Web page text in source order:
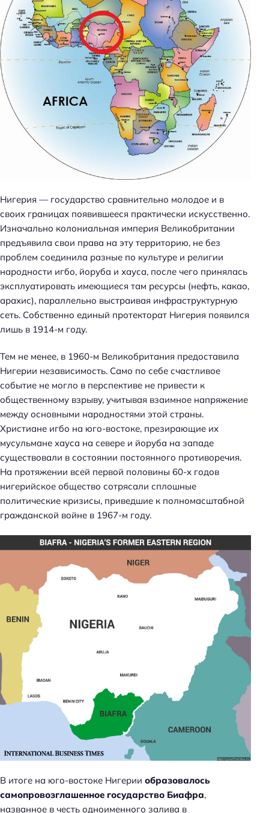
Нигерия — государство сравнительно молодое и в
своих границах появившееся практически искусственно.
Изначально колониальная империя Великобритании
предъявила свои права на эту территорию, не без
проблем соединила разные по культуре и религии
народности игбо, йоруба и хауса, после чего принялась
эксплуатировать имеющиеся там ресурсы (нефть, какао,
арахис), параллельно выстраивая инфраструктурную
сеть. Собственно единый протекторат Нигерия появился
лишь в 1914-м году.
Тем не менее, в 1960-м Великобритания предоставила
Нигерии независимость. Само по себе счастливое
событие не могло в перспективе не привести к
общественному взрыву, учитывая взаимное напряжение
между основными народностями этой страны.
Христиане игбо на юго-востоке, презирающие их
мусульмане хауса на севере и йоруба на западе
существовали в состоянии постоянного противоречия.
На протяжении всей первой половины 60-х годов
нигерийское общество сотрясали сплошные
политические кризисы, приведшие к полномасштабной
гражданской войне в 1967-м году.
В итоге на юго-востоке Нигерии образовалось
самопровозглашенное государство Биафра,
названное в честь одноименного залива в